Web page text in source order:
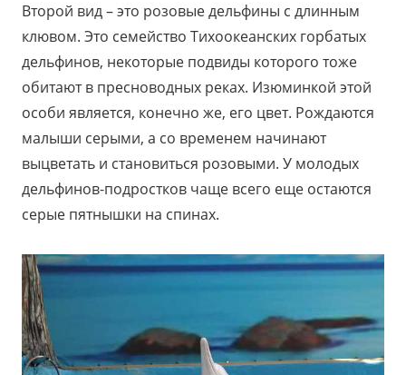
Второй вид – это розовые дельфины с длинным
клювом. Это семейство Тихоокеанских горбатых
дельфинов, некоторые подвиды которого тоже
обитают в пресноводных реках. Изюминкой этой
особи является, конечно же, его цвет. Рождаются
малыши серыми, а со временем начинают
выцветать и становиться розовыми. У молодых
дельфинов-подростков чаще всего еще остаются
серые пятнышки на спинах.